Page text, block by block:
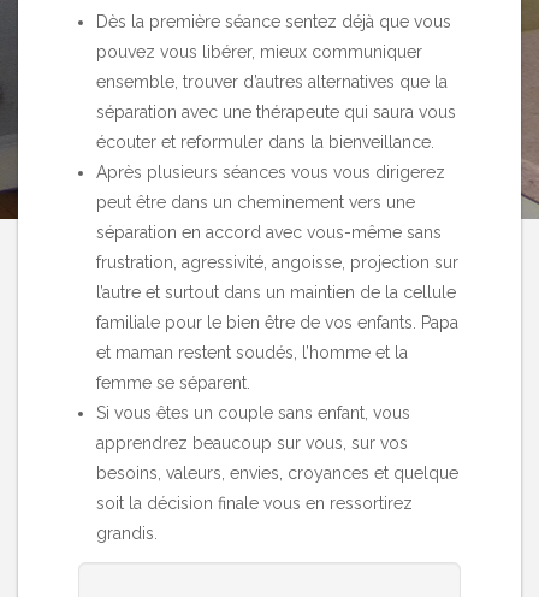
Dès la première séance sentez déjà que vous
pouvez vous libérer, mieux communiquer
ensemble, trouver d’autres alternatives que la
séparation avec une thérapeute qui saura vous
écouter et reformuler dans la bienveillance.
Après plusieurs séances vous vous dirigerez
peut être dans un cheminement vers une
séparation en accord avec vous-même sans
frustration, agressivité, angoisse, projection sur
l’autre et surtout dans un maintien de la cellule
familiale pour le bien être de vos enfants. Papa
et maman restent soudés, l’homme et la
femme se séparent.
Si vous êtes un couple sans enfant, vous
apprendrez beaucoup sur vous, sur vos
besoins, valeurs, envies, croyances et quelque
soit la décision finale vous en ressortirez
grandis.